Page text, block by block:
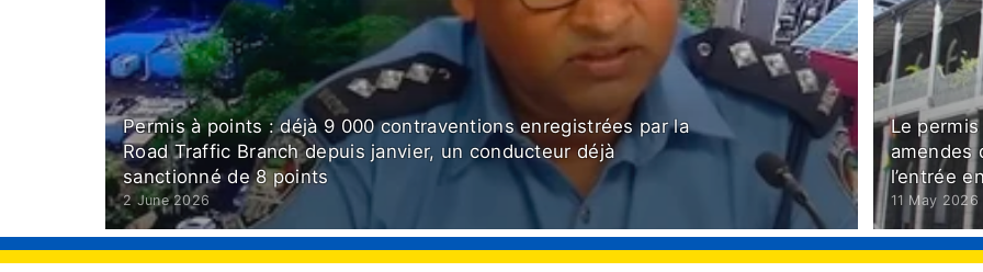
Permis à points : déjà 9 000 contraventions enregistrées par la
Road Traffic Branch depuis janvier, un conducteur déjà
sanctionné de 8 points
2 June 2026
Le
amendes
l’entrée
11 May 2026